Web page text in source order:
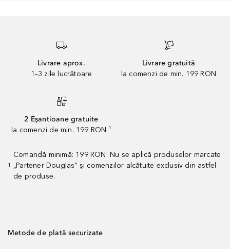
Livrare aprox.
1–3 zile lucrătoare
Livrare gratuită
la comenzi de min. 199 RON
2 Eșantioane gratuite
la comenzi de min. 199 RON ¹
1
Comandă minimă: 199 RON. Nu se aplică produselor marcate
„Partener Douglas” și comenzilor alcătuite exclusiv din astfel
de produse.
Metode de plată securizate